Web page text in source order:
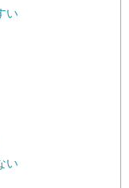
い
い